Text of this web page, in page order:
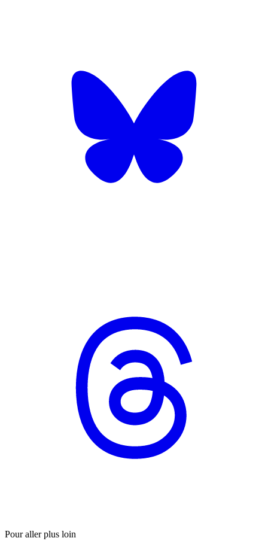
Pour aller plus loin